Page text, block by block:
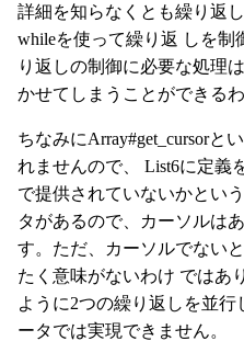
詳細を知らなくとも繰り返
whileを使って繰り返 しを
り返しの制御に必要な処理
かせてしまうことができるわ
ちなみにArray#get_cursorと
れませんので、 List6に定義
で提供されていないかとい
タがあるので、カーソルは
す。ただ、カーソルでない
たく意味がないわけ ではあ
ように2つの繰り返しを並
ータでは実現できません。